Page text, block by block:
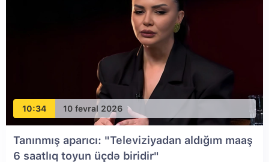
10:34 10 fevral 2026
Tanınmış aparıcı: "Televiziyadan aldığım maaş
6 saatlıq toyun üçdə biridir"